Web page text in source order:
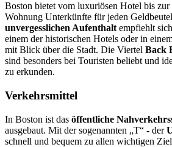
Boston bietet vom luxuriösen Hotel bis
Wohnung Unterkünfte für jeden
unvergesslichen Aufenthaltempfiehlt
einem der historischen Hotels oder in
mit Blick über die Stadt. Die Viertel Back
sind besonders bei Touristen beliebt und
zu erkunden.
Verkehrsmittel
In Boston ist das öffentliche
ausgebaut. Mit der sogenannten „T“ - der
schnell und bequem zu allen wichtigen